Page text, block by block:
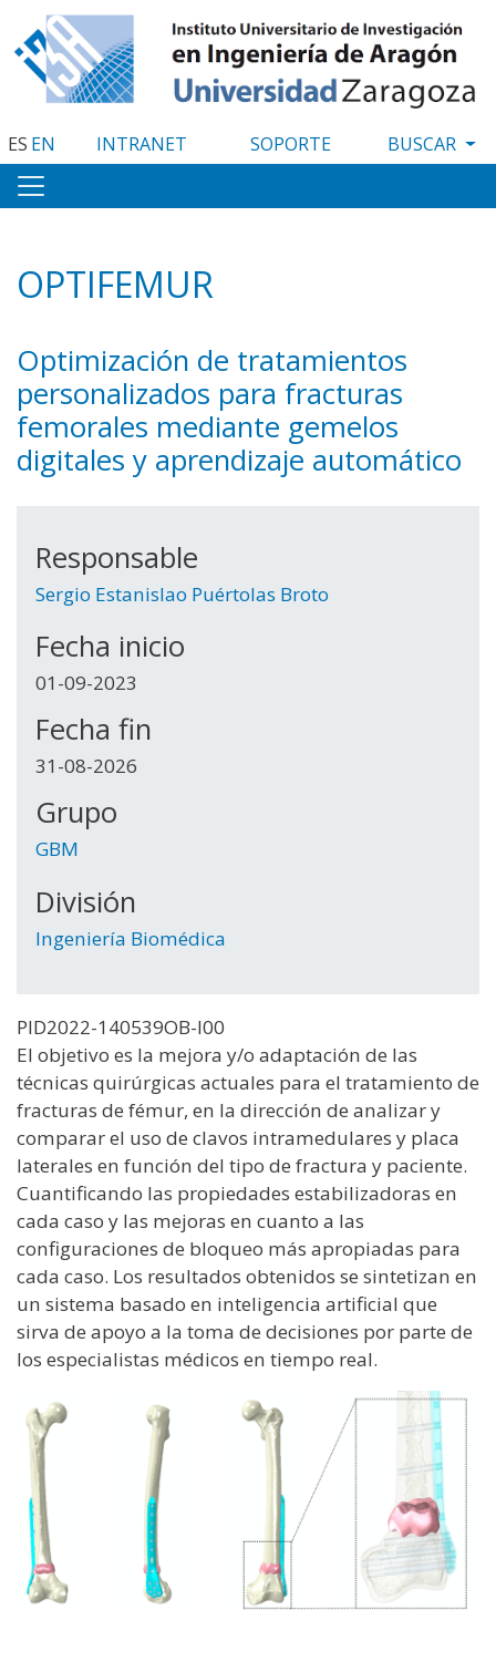
al
contenido
principal
ES EN INTRANET SOPORTE
OPTIFEMUR
Optimización de tratamientos
personalizados para fracturas
femorales mediante gemelos
digitales y aprendizaje automático
Responsable
Sergio Estanislao Puértolas Broto
Fecha inicio
01-09-2023
Fecha fin
31-08-2026
Grupo
GBM
División
Ingeniería Biomédica
PID2022-140539OB-I00
El objetivo es la mejora y/o adaptación de las
técnicas quirúrgicas actuales para el tratamiento de
fracturas de fémur, en la dirección de analizar y
comparar el uso de clavos intramedulares y placa
laterales en función del tipo de fractura y paciente.
Cuantificando las propiedades estabilizadoras en
cada caso y las mejoras en cuanto a las
configuraciones de bloqueo más apropiadas para
cada caso. Los resultados obtenidos se sintetizan en
un sistema basado en inteligencia artificial que
sirva de apoyo a la toma de decisiones por parte de
los especialistas médicos en tiempo real.